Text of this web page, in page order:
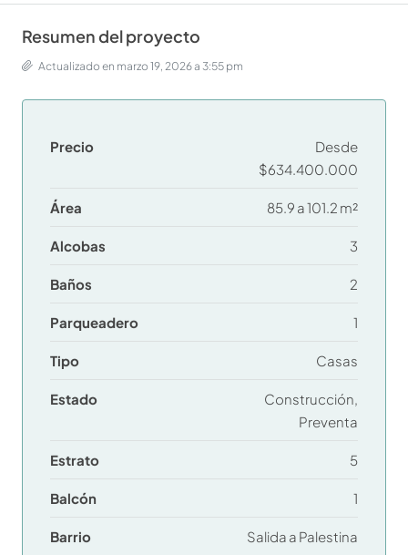
Resumen del proyecto
Actualizado en marzo 19, 2026 a 3:55 pm
Precio
Desde
$634.400.000
Área 85.9 a 101.2 m²
Alcobas 3
Baños 2
Parqueadero 1
Tipo Casas
Estado
Construcción,
Preventa
Estrato 5
Balcón 1
Barrio Salida a Palestina